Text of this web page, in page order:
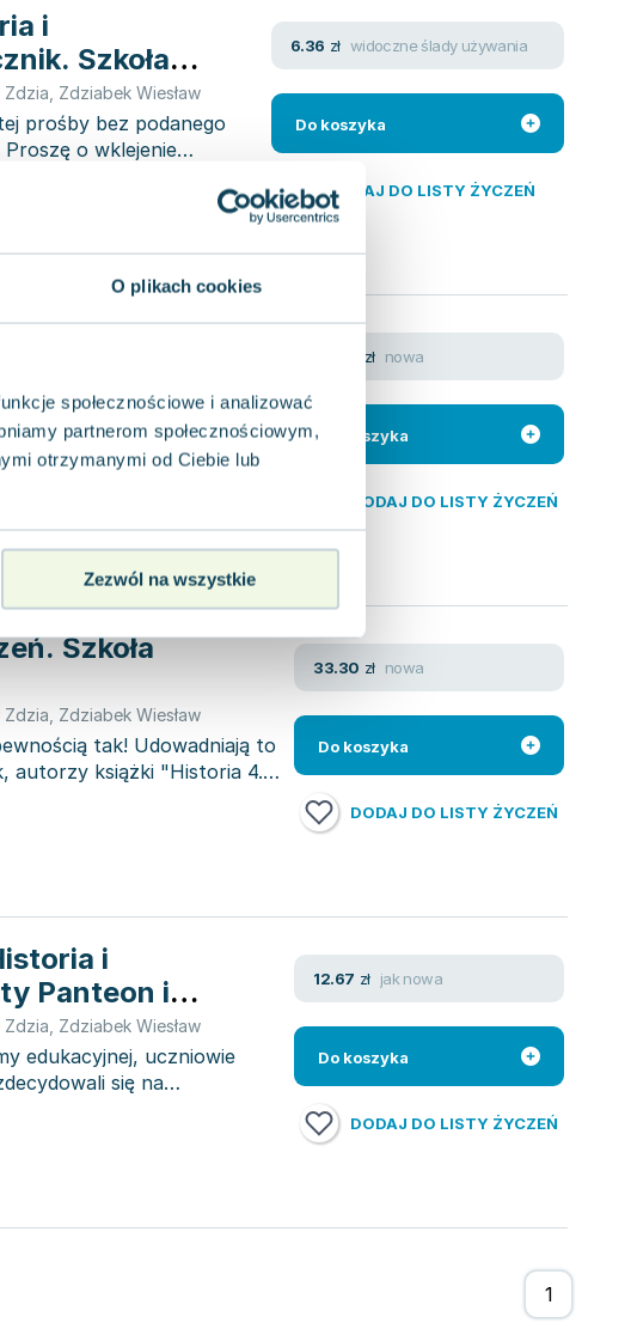
O plikach cookies
społecznościowe i analizować
partnerom społecznościowym,
otrzymanymi od Ciebie lub
Zezwól na wszystkie
i
Szkoła
Zdzia Zdziabek Wiesław
prośby bez podanego
o wklejenie
6.36 zł widoczne ślady używania
Do koszyka
DODAJ DO LISTY ŻYCZEŃ
Zdzia, Zdziabek Wiesław
prośby bez rzeczywistego
tekst, chętnie pomogę
zł nowa
Do koszyka
DODAJ DO LISTY ŻYCZEŃ
Szkoła
Zdzia Zdziabek Wiesław
tak! Udowadniają to
autorzy książki "Historia 4.
33.30 zł nowa
Do koszyka
DODAJ DO LISTY ŻYCZEŃ
i
Panteon i
Szkoła
Zdzia Zdziabek Wiesław
edukacyjnej, uczniowie
się na
12.67 zł jak nowa
Do koszyka
DODAJ DO LISTY ŻYCZEŃ